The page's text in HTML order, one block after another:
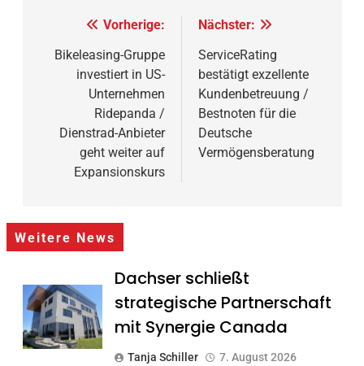
Beitragsnavigation
Vorherige:
Bikeleasing-Gruppe
investiert in US-
Unternehmen
Ridepanda /
Dienstrad-Anbieter
geht weiter auf
Expansionskurs
Nächster:
ServiceRating
bestätigt exzellente
Kundenbetreuung /
Bestnoten für die
Deutsche
Vermögensberatung
Weitere News
Dachser schließt
strategische Partnerschaft
mit Synergie Canada
Tanja Schiller 7. August 2026